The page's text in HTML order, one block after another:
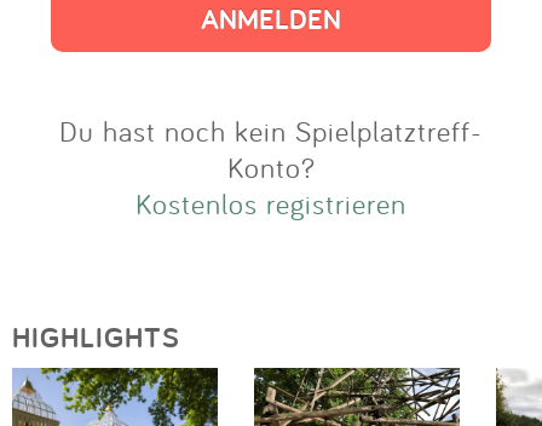
Du hast noch kein Spielplatztreff-
Konto?
Kostenlos registrieren
HIGHLIGHTS